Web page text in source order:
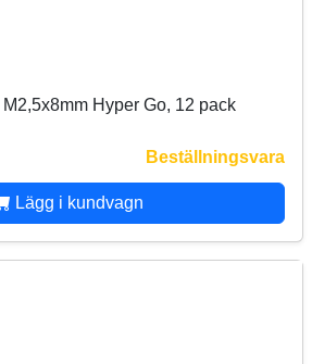
Hyper Go, 12 pack
Beställningsvara
Lägg i kundvagn